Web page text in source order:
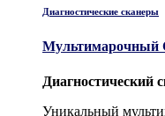
Диагностические сканеры
Мультимарочный
Диагностический
Уникальный